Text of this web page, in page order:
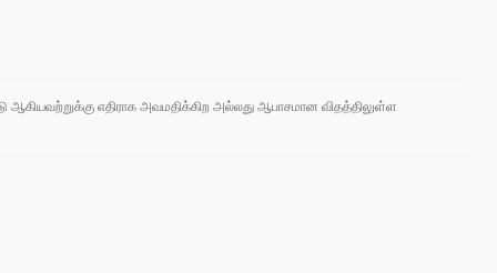
ஆகியவற்றுக்கு எதிராக அவமதிக்கிற அல்லது ஆபாசமான விதத்திலுள்ள